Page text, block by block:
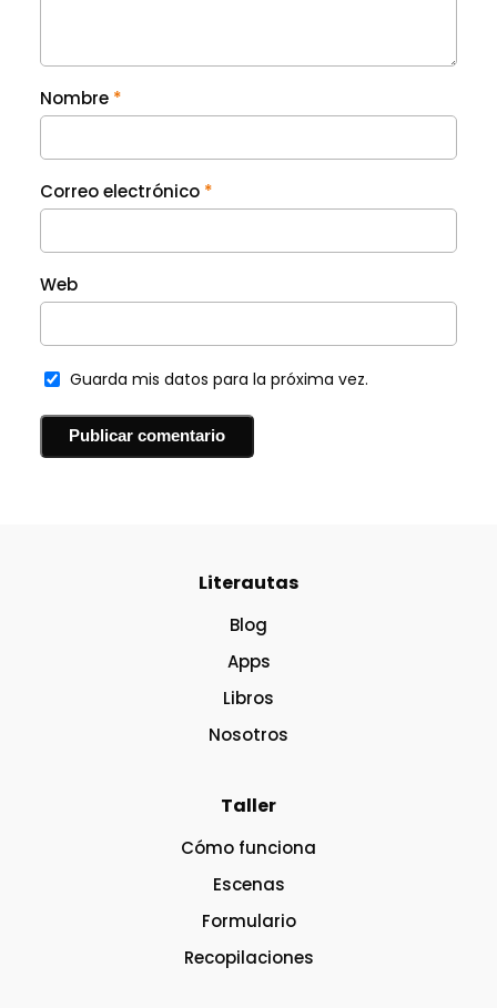
Nombre *
Correo electrónico *
Web
Guarda mis datos para la próxima vez.
Literautas
Blog
Apps
Libros
Nosotros
Taller
Cómo funciona
Escenas
Formulario
Recopilaciones